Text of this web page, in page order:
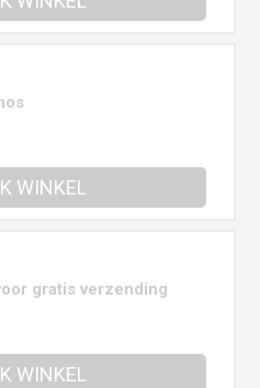
WINKEL
gratis verzending
WINKEL